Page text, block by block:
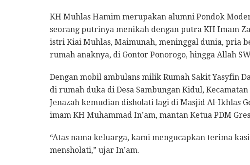
KH Muhlas Hamim merupakan alumni Pondok
seorang putrinya menikah dengan putra KH Imam
istri Kiai Muhlas, Maimunah, meninggal dunia, pria
rumah anaknya, di Gontor Ponorogo, hingga Allah
Dengan mobil ambulans milik Rumah Sakit Yasyfin
di rumah duka di Desa Sambungan Kidul,
Jenazah kemudian disholati lagi di Masjid Al-Ikhlas
imam KH Muhammad In’am, mantan Ketua PDM
“Atas nama keluarga, kami mengucapkan terima
mensholati,” ujar In’am.